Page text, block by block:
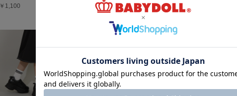
￥1,100